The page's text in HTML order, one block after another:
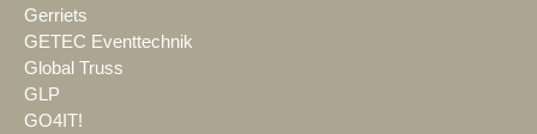
Gerriets
GETEC Eventtechnik
Global Truss
GLP
GO4IT!